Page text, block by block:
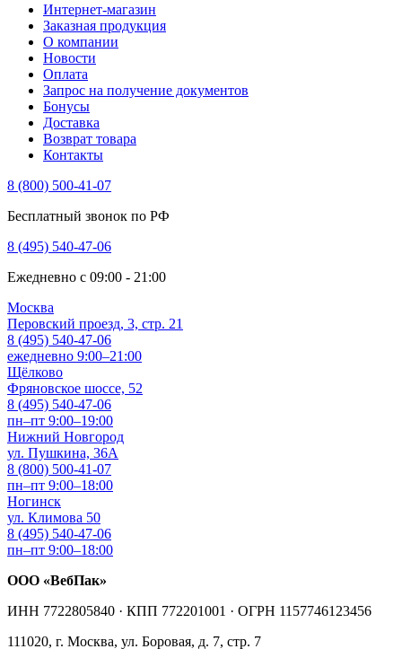
Интернет-магазин
Заказная продукция
О компании
Новости
Оплата
Запрос на получение документов
Бонусы
Доставка
Возврат товара
Контакты
8 (800) 500-41-07
Бесплатный звонок по РФ
8 (495) 540-47-06
Ежедневно с 09:00 - 21:00
Москва
Перовский проезд, 3, стр. 21
8 (495) 540-47-06
ежедневно 9:00–21:00
Щёлково
Фряновское шоссе, 52
8 (495) 540-47-06
пн–пт 9:00–19:00
Нижний Новгород
ул. Пушкина, 36А
8 (800) 500-41-07
пн–пт 9:00–18:00
Ногинск
ул. Климова 50
8 (495) 540-47-06
пн–пт 9:00–18:00
ООО «ВебПак»
ИНН 7722805840 · КПП 772201001 · ОГРН 1157746123456
111020, г. Москва, ул. Боровая, д. 7, стр. 7